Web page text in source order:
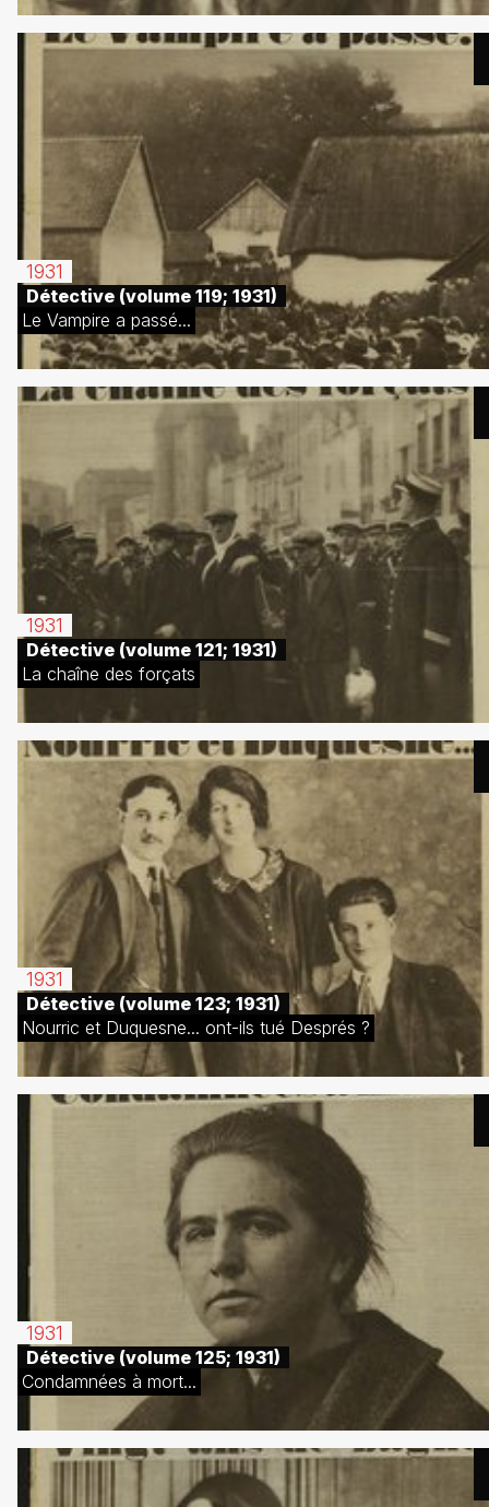
1931
Détective (volume 119; 1931)
Le Vampire a passé...
1931
Détective (volume 121; 1931)
La chaîne des forçats
1931
Détective (volume 123; 1931)
Nourric et Duquesne... ont-ils tué Després ?
1931
Détective (volume 125; 1931)
Condamnées à mort...